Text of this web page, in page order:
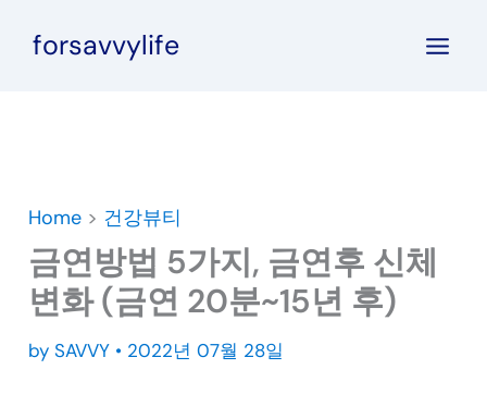
forsavvylife
Home > 건강뷰티
금연방법 5가지, 금연후 신체
변화 (금연 20분~15년 후)
by SAVVY • 2022년 07월 28일